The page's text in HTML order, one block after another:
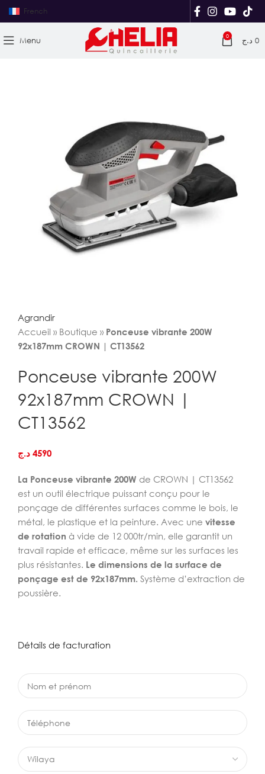
French
Menu 0 0 د.ج
Agrandir
Accueil » Boutique » Ponceuse vibrante 200W
92x187mm CROWN | CT13562
Ponceuse vibrante 200W
92x187mm CROWN |
CT13562
4590 د.ج
La Ponceuse vibrante 200W de CROWN | CT13562
est un outil électrique puissant conçu pour le
ponçage de différentes surfaces comme le bois, le
métal, le plastique et la peinture. Avec une vitesse
de rotation à vide de 12 000tr/min, elle garantit un
travail rapide et efficace, même sur les surfaces les
plus résistantes. Le dimensions de la surface de
ponçage est de 92x187mm. Système d’extraction de
poussière.
Détails de facturation